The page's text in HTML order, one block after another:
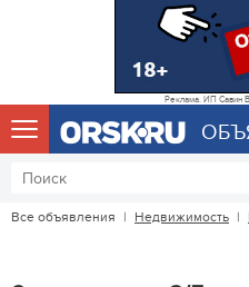
Реклама. ИП Савин
Все объявления | Недвижимость |